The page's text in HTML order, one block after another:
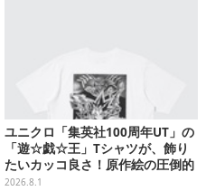
ユニクロ「集英社100周年UT」の
「遊☆戯☆王」Tシャツが、飾り
たいカッコ良さ！原作絵の圧倒的
な存在感に痺れる
2026.8.1